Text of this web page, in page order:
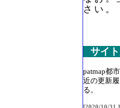
さい。
サイ
patmap都
近の更新
る。